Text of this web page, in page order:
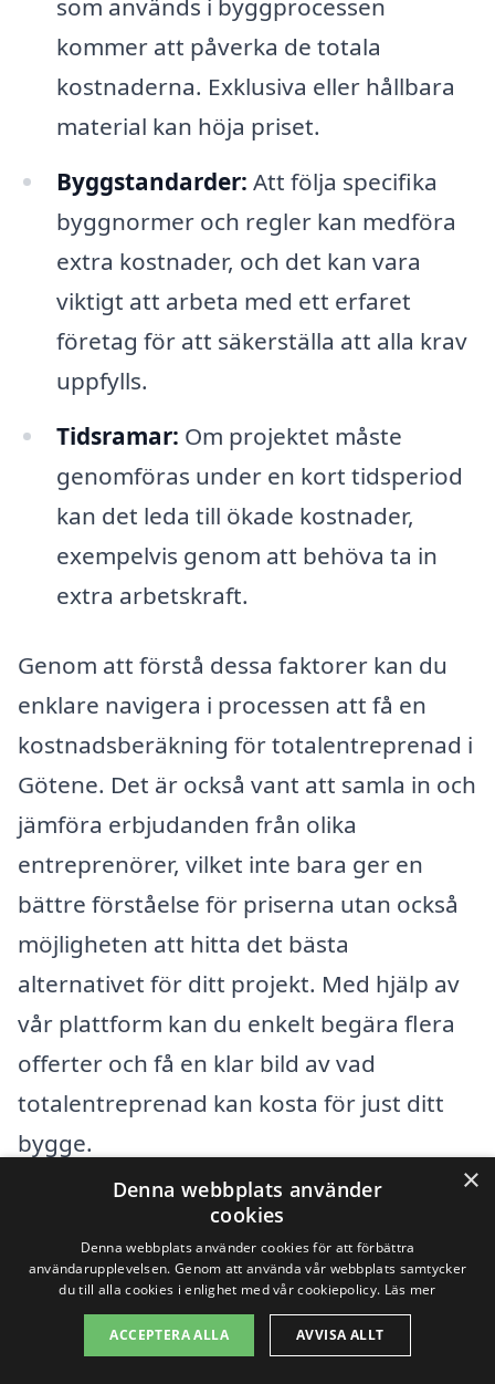
som används i byggprocessen
kommer att påverka de totala
kostnaderna. Exklusiva eller hållbara
material kan höja priset.
Byggstandarder: Att följa specifika
byggnormer och regler kan medföra
extra kostnader, och det kan vara
viktigt att arbeta med ett erfaret
företag för att säkerställa att alla krav
uppfylls.
Tidsramar: Om projektet måste
genomföras under en kort tidsperiod
kan det leda till ökade kostnader,
exempelvis genom att behöva ta in
extra arbetskraft.
Genom att förstå dessa faktorer kan du
enklare navigera i processen att få en
kostnadsberäkning för totalentreprenad i
Götene. Det är också vant att samla in och
jämföra erbjudanden från olika
entreprenörer, vilket inte bara ger en
bättre förståelse för priserna utan också
möjligheten att hitta det bästa
alternativet för ditt projekt. Med hjälp av
vår plattform kan du enkelt begära flera
offerter och få en klar bild av vad
totalentreprenad kan kosta för just ditt
bygge.
Få 3 erbjudanden, gratis och utan
förpliktelser
×
Denna webbplats använder
cookies
Denna webbplats använder cookies för att förbättra
användarupplevelsen. Genom att använda vår webbplats samtycker
du till alla cookies i enlighet med vår cookiepolicy. Läs mer
ACCEPTERA ALLA AVVISA ALLT